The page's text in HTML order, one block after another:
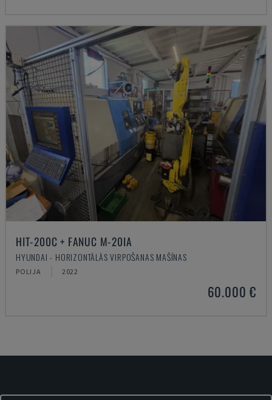
HIT-200C + FANUC M-20IA
HYUNDAI - HORIZONTĀLĀS VIRPOŠANAS MAŠĪNAS
POLIJA 2022
60.000 €